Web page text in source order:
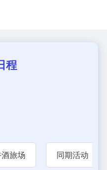
程
旅场 同期活动